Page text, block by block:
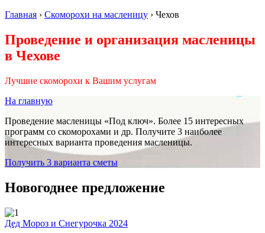
Главная › Скоморохи на масленицу › Чехов
Проведение и организация масленицы
в Чехове
Лучшие скоморохи к Вашим услугам
На главную
Проведение масленицы «Под ключ». Более 15 интересных
программ со скоморохами и др. Получите 3 наиболее
интересных варианта проведения масленицы.
Получить 3 варианта сметы
Новогоднее предложение
Дед Мороз и Снегурочка 2024